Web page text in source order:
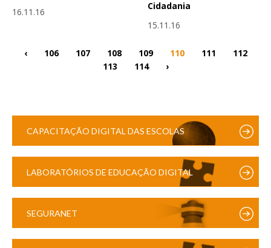
16.11.16
Cidadania
15.11.16
‹ 106 107 108 109 110 111
112
113
114 ›
CAPACITAÇÃO DIGITAL DAS ESCOLAS
LABORATÓRIOS DE EDUCAÇÃO DIGITAL
SEGURANET